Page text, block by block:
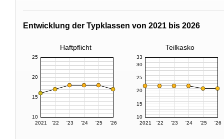
Entwicklung der Typklassen von 2021 bis 2026
Haftpflicht Teilkasko
2021 '22 '23 '24 '25 '26
10
15
20
25
2021 '22 '23 '24 '25 '26
10
15
20
25
30
33